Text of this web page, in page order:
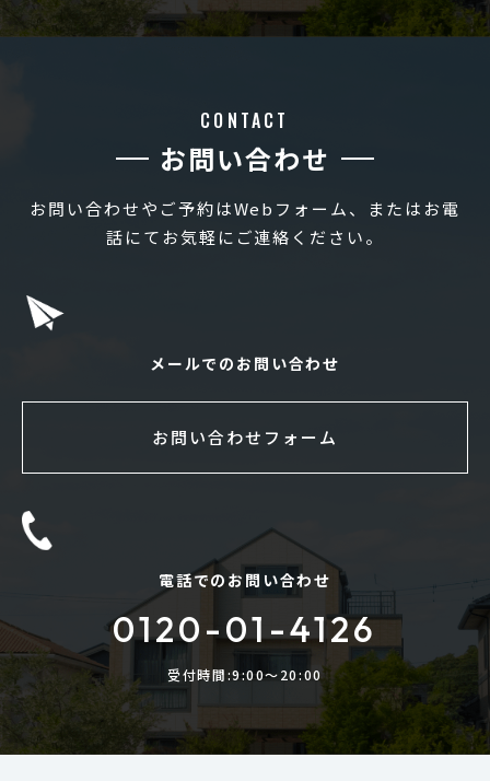
CONTACT
お問い合わせ
お問い合わせやご予約はWebフォーム、またはお電
話にてお気軽にご連絡ください。
メールでのお問い合わせ
お問い合わせフォーム
電話でのお問い合わせ
0120-01-4126
受付時間:9:00〜20:00